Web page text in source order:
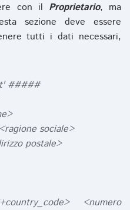
con il Proprietario, ma
sezione deve essere
tutti i dati necessari,
#####
sociale>
postale>
<numero